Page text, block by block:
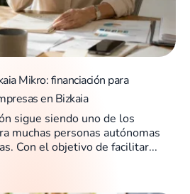
Mikro: financiación para
en Bizkaia
sigue siendo uno de los
muchas personas autónomas
Con el objetivo de facilitar...